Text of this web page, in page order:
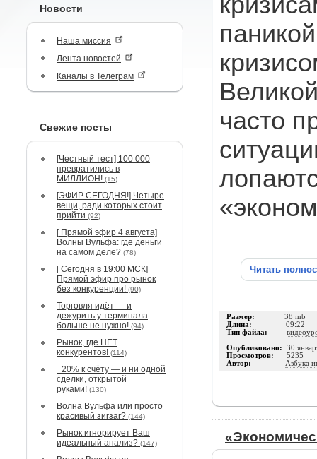
Новости
Наша миссия
Лента новостей
Каналы в Телеграм
Свежие посты
[Честный тест] 100 000
превратились в
МИЛЛИОН! (15)
[ЭФИР СЕГОДНЯ!] Четыре
вещи, ради которых стоит
прийти (92)
[ Прямой эфир 4 августа]
Волны Вульфа: где деньги
на самом деле? (78)
[ Сегодня в 19:00 МСК]
Прямой эфир про рынок
без конкуренции! (90)
Торговля идёт — и
дежурить у терминала
больше не нужно! (94)
Рынок, где НЕТ
конкурентов! (114)
+20% к счёту — и ни одной
сделки, открытой
руками! (130)
Волна Вульфа или просто
красивый зигзаг? (144)
Рынок игнорирует Ваш
идеальный анализ? (147)
часто
Читать
Размер: 38 mb
Длина: 09:22
Тип файла:
Опубликовано: 30
Просмотров: 5235
Автор: Азбука